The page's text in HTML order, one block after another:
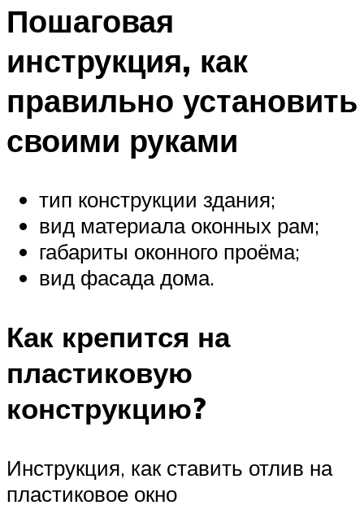
Пошаговая
инструкция, как
правильно установить
своими руками
тип конструкции здания;
вид материала оконных рам;
габариты оконного проёма;
вид фасада дома.
Как крепится на
пластиковую
конструкцию?
Инструкция, как ставить отлив на
пластиковое окно